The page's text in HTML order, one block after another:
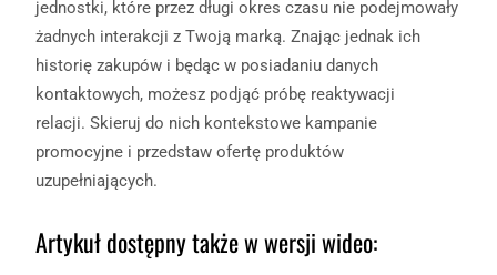
jednostki, które przez długi okres czasu nie podejmowały
żadnych interakcji z Twoją marką. Znając jednak ich
historię zakupów i będąc w posiadaniu danych
kontaktowych, możesz podjąć próbę reaktywacji
relacji. Skieruj do nich kontekstowe kampanie
promocyjne i przedstaw ofertę produktów
uzupełniających.
Artykuł dostępny także w wersji wideo: